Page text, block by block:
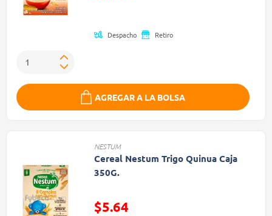
Despacho Retiro
AGREGAR A LA BOLSA
NESTUM
Cereal Nestum Trigo Quinua Caja
350G.
Precio reducido de
$5.64